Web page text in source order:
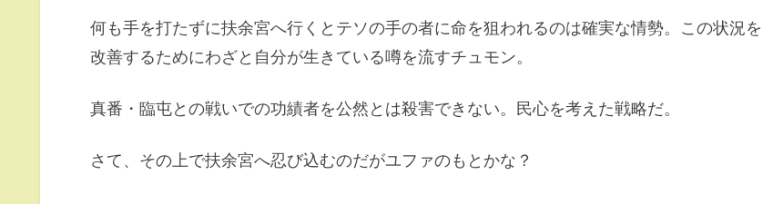
何も手を打たずに扶余宮へ行くとテソの手の者に命を狙われるのは確実な情勢。この状況を
改善するためにわざと自分が生きている噂を流すチュモン。
真番・臨屯との戦いでの功績者を公然とは殺害できない。民心を考えた戦略だ。
さて、その上で扶余宮へ忍び込むのだがユファのもとかな？